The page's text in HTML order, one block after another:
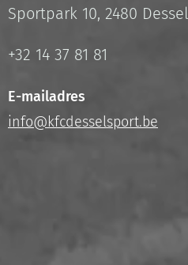
Sportpark 10, 2480 Dessel
+32 14 37 81 81
E-mailadres
info@kfcdesselsport.be